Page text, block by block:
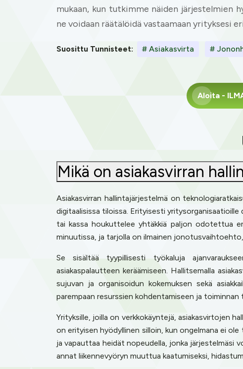
mukaan, kun tutkimme näiden järjestelmien
ne voidaan räätälöidä vastaamaan yrityksesi
Suosittu Tunnisteet: # Asiakasvirta #
Aloita-
Mikä on asiakasvirran
Asiakasvirran hallintajärjestelmä on
digitaalisissa tiloissa. Erityisesti
tai kassa houkuttelee yhtäkkiä paljon odotettua
minuutissa, ja tarjolla on ilmainen
Se sisältää tyypillisesti työkaluja
asiakaspalautteen keräämiseen. Hallitsemalla
sujuvan ja organisoidun kokemuksen sekä
parempaan resurssien kohdentamiseen ja toiminnan
Yrityksille, joilla on verkkokäyntejä, asiakasvirtojen
on erityisen hyödyllinen silloin, kun ongelmana ei ole
ja vapauttaa heidät nopeudella, jonka järjestelmäsi
annat liikennevyöryn muuttua kaatumiseksi,